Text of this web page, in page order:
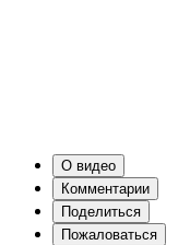
О видео
Комментарии
Поделиться
Пожаловаться